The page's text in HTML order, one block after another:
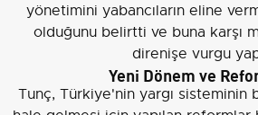
yönetimini yabancıların eline
olduğunu belirtti ve buna karşı
direnişe vurgu
Yeni Dönem ve
Tunç, Türkiye'nin yargı sisteminin